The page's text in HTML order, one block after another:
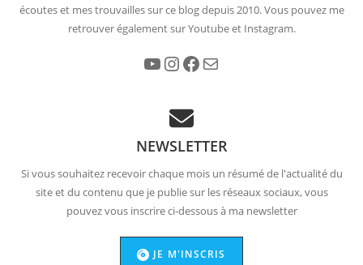
écoutes et mes trouvailles sur ce blog depuis 2010. Vous pouvez me
retrouver également sur Youtube et Instagram.
YouTube Instagram Facebook
NEWSLETTER
Si vous souhaitez recevoir chaque mois un résumé de l'actualité du
site et du contenu que je publie sur les réseaux sociaux, vous
pouvez vous inscrire ci-dessous à ma newsletter
JE M'INSCRIS